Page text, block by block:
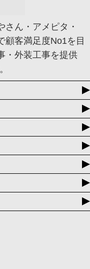
ん・アメピタ・
顧客満足度No1を目
・外装工事を提供